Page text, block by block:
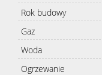
Rok budowy
Gaz
Woda
Ogrzewanie